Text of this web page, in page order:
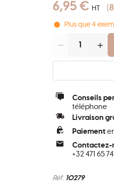
6,95 € HT
Plus que 4
Quantité
Conseils
téléphone
Livraison
Paiement
Contactez-
+32 471 65
Réf: 10279